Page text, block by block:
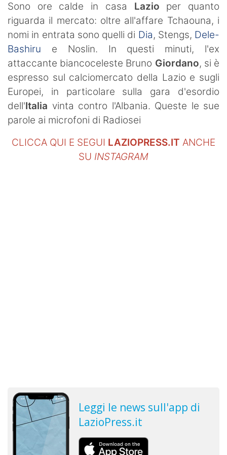
Sono ore calde in casa Lazio per quanto
riguarda il mercato: oltre all'affare Tchaouna, i
nomi in entrata sono quelli di Dia, Stengs, Dele-
Bashiru e Noslin. In questi minuti, l'ex
attaccante biancoceleste Bruno Giordano, si è
espresso sul calciomercato della Lazio e sugli
Europei, in particolare sulla gara d'esordio
dell'Italia vinta contro l'Albania. Queste le sue
parole ai microfoni di Radiosei
CLICCA QUI E SEGUI LAZIOPRESS.IT ANCHE
SU INSTAGRAM